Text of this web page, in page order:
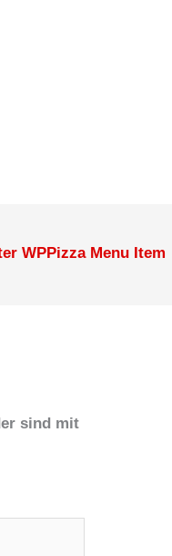
WPPizza Menu Item
sind mit